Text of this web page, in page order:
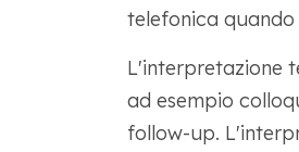
telefonica
L'interpretazione
ad esempio
follow-up.